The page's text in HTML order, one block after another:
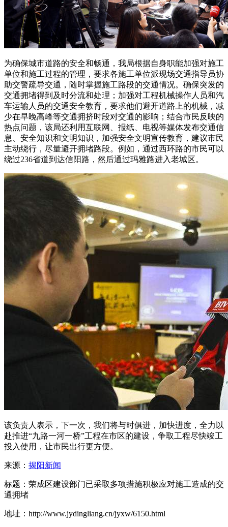
为确保城市道路的安全和畅通，我局根据自身职能加强对施工
单位和施工过程的管理，要求各施工单位派现场交通指导员协
助交警疏导交通，随时掌握施工路段的交通情况。确保突发的
交通拥堵得到及时分流和处理；加强对工程机械操作人员和汽
车运输人员的交通安全教育，要求他们避开道路上的机械，减
少在早晚高峰等交通拥挤时段对交通的影响；结合市民反映的
热点问题，该局还利用互联网、报纸、电视等媒体发布交通信
息、安全知识和文明知识，加强安全文明宣传教育，建议市民
主动绕行，尽量避开拥堵路段。例如，通过西环路的市民可以
绕过236省道到达信阳路，然后通过玛雅路进入老城区。
该负责人表示，下一次，我们将与时俱进，加快进度，全力以
赴推进“九路一河一桥”工程在市区的建设，争取工程尽快竣工
投入使用，让市民出行更方便。
来源： 揭阳新闻
标题：荣成区建设部门已采取多项措施积极应对施工造成的交
通拥堵
地址：http://www.jydingliang.cn/jyxw/6150.html